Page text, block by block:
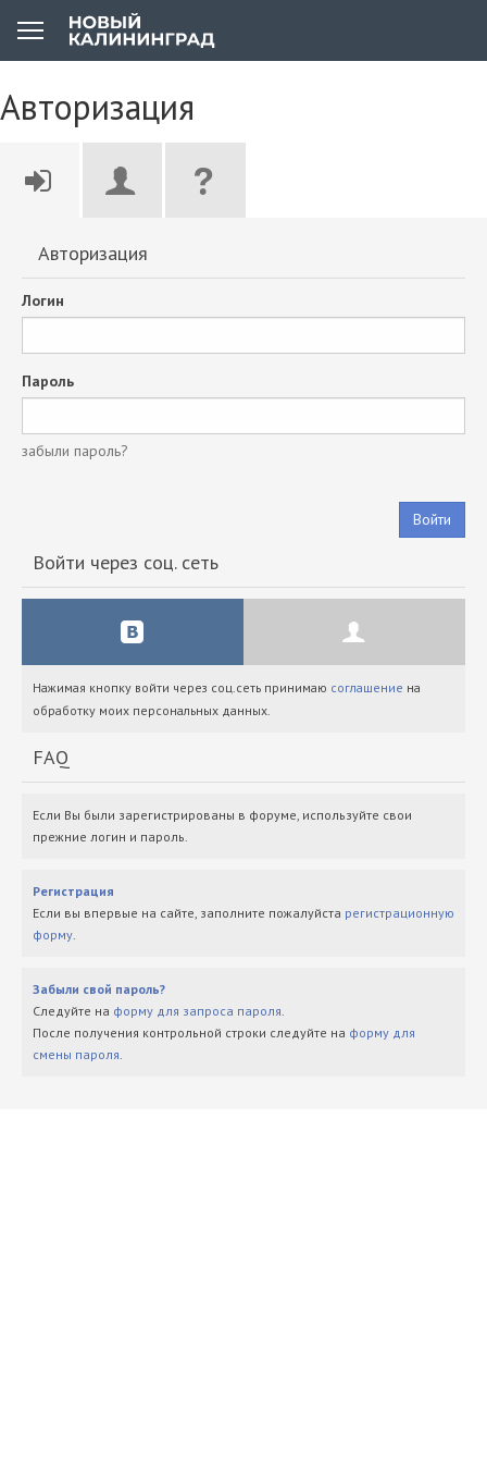
Авторизация
Авторизация
Логин
Пароль
забыли пароль?
Войти
Войти через соц. сеть
Нажимая кнопку войти через соц.сеть принимаю соглашение на
обработку моих персональных данных.
FAQ
Если Вы были зарегистрированы в форуме, используйте свои
прежние логин и пароль.
Регистрация
Если вы впервые на сайте, заполните пожалуйста регистрационную
форму.
Забыли свой пароль?
Следуйте на форму для запроса пароля.
После получения контрольной строки следуйте на форму для
смены пароля.